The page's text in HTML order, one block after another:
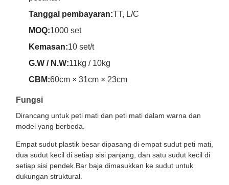
Tanggal pembayaran:TT, L/C
MOQ:1000 set
Kemasan:10 set/t
G.W / N.W:11kg / 10kg
CBM:60cm × 31cm × 23cm
Fungsi
Dirancang untuk peti mati dan peti mati dalam warna dan
model yang berbeda.
Empat sudut plastik besar dipasang di empat sudut peti mati,
dua sudut kecil di setiap sisi panjang, dan satu sudut kecil di
setiap sisi pendek.Bar baja dimasukkan ke sudut untuk
dukungan struktural.